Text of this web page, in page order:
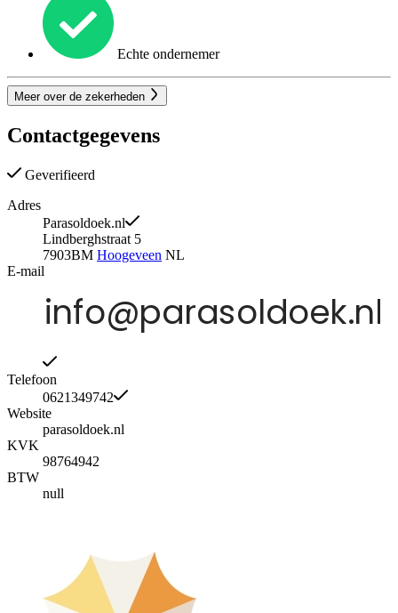
Echte ondernemer
Meer over de zekerheden
Contactgegevens
Geverifieerd
Adres
Parasoldoek.nl
Lindberghstraat 5
7903BM Hoogeveen NL
E-mail
Telefoon
0621349742
Website
parasoldoek.nl
KVK
98764942
BTW
null